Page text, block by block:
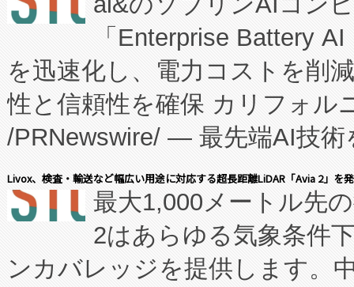
manufacturing™ (FCCM™) プ
たNeXは、バイオ医薬品製造
従来のフェッドバッチ施設の
に、患者やサプライチェーン
キー方式で拡張性が高く、持
す。FCCM‑を活用した現地生
患者にとっての費用負担を大
のアクセスを大幅に拡大する
Fully-Connected Continuous
「Enterprise Battery
を迅速化し、電力コストを削
性と信頼性を確保 カリフォル
/PRNewswire/ — 最先端AI技術
会社エーアイ・アンド：本社
President原信平）と、エンタ
ードするVoltaiqは、日本にあ
ーエネルギー貯蔵システム（
Livox、検査・輸送など幅広い用途に対応する超長距離LiDAR「Avia 2」を
最大1,000メートル先
2はあらゆる気象条件
ンカバレッジを提供します。